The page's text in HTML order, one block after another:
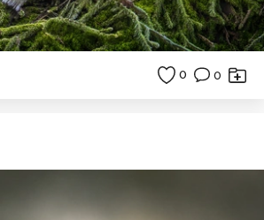
0 0